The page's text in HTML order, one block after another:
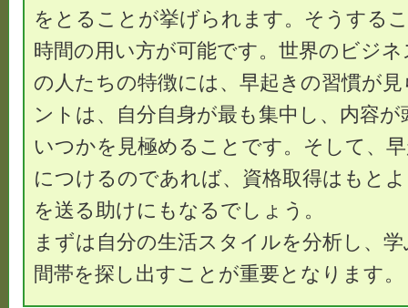
をとることが挙げられます。そうする
時間の用い方が可能です。世界のビジ
の人たちの特徴には、早起きの習慣が
ントは、自分自身が最も集中し、内容
いつかを見極めることです。そして、
につけるのであれば、資格取得はもと
を送る助けにもなるでしょう。
まずは自分の生活スタイルを分析し、
間帯を探し出すことが重要となります。